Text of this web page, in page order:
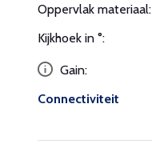
Oppervlak materiaal:
Kijkhoek in °:
Gain:
Connectiviteit